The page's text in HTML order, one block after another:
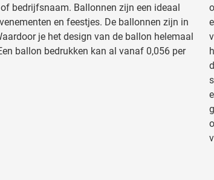
bedrijfsnaam. Ballonnen zijn een ideaal
en feestjes. De ballonnen zijn in
je het design van de ballon helemaal
ballon bedrukken kan al vanaf 0,056 per